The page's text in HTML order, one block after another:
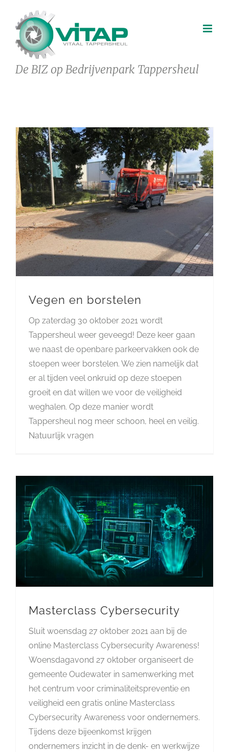
inhoud
De BIZ op Bedrijvenpark Tappersheul
Vegen en borstelen
Op zaterdag 30 oktober 2021 wordt
Tappersheul weer geveegd! Deze keer gaan
we naast de openbare parkeervakken ook de
stoepen weer borstelen. We zien namelijk dat
er al tijden veel onkruid op deze stoepen
groeit en dat willen we voor de veiligheid
weghalen. Op deze manier wordt
Tappersheul nog meer schoon, heel en veilig.
Natuurlijk vragen
Masterclass Cybersecurity
Sluit woensdag 27 oktober 2021 aan bij de
online Masterclass Cybersecurity Awareness!
Woensdagavond 27 oktober organiseert de
gemeente Oudewater in samenwerking met
het centrum voor criminaliteitspreventie en
veiligheid een gratis online Masterclass
Cybersecurity Awareness voor ondernemers.
Tijdens deze bijeenkomst krijgen
ondernemers inzicht in de denk- en werkwijze